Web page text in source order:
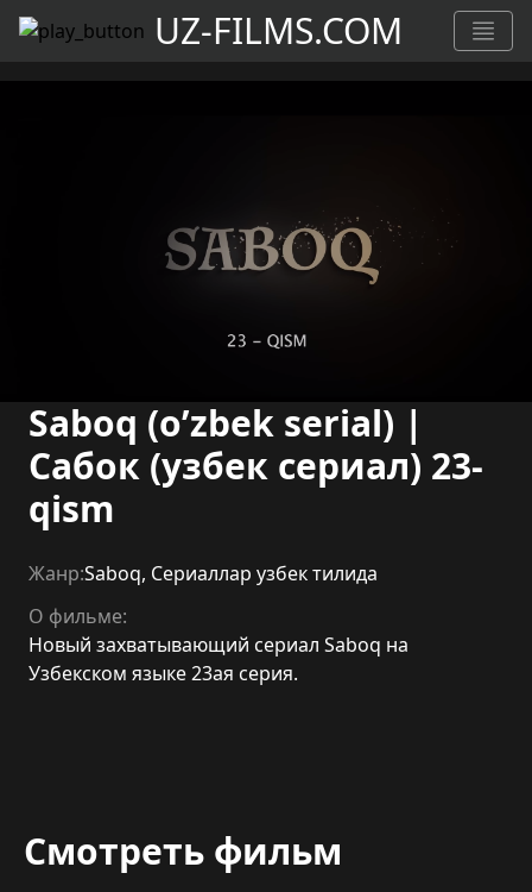
UZ-FILMS.COM
Saboq (o’zbek serial) |
Сабок (узбек сериал) 23-
qism
Жанр:Saboq, Сериаллар узбек тилида
О фильме:
Новый захватывающий сериал Saboq на
Узбекском языке 23ая серия.
Смотреть фильм